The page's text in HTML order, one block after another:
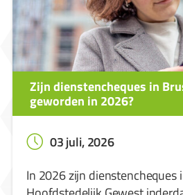
Zijn dienstencheques in
geworden in 2026?
03 juli, 2026
In 2026 zijn dienstencheques